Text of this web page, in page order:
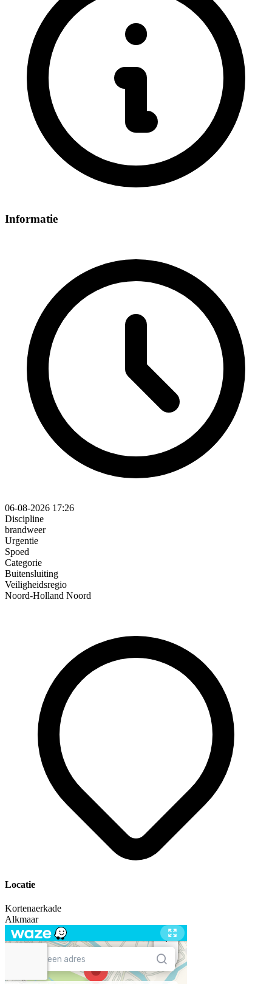
Informatie
06-08-2026 17:26
Discipline
brandweer
Urgentie
Spoed
Categorie
Buitensluiting
Veiligheidsregio
Noord-Holland Noord
Locatie
Kortenaerkade
Alkmaar